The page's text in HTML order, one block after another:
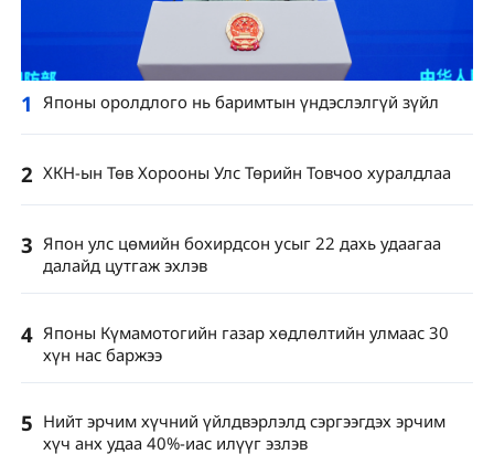
1 Японы оролдлого нь баримтын үндэслэлгүй зүйл
2 ХКН-ын Төв Хорооны Улс Төрийн Товчоо хуралдлаа
3 Япон улс цөмийн бохирдсон усыг 22 дахь удаагаа
далайд цутгаж эхлэв
4 Японы Күмамотогийн газар хөдлөлтийн улмаас 30
хүн нас баржээ
5 Нийт эрчим хүчний үйлдвэрлэлд сэргээгдэх эрчим
хүч анх удаа 40%-иас илүүг эзлэв